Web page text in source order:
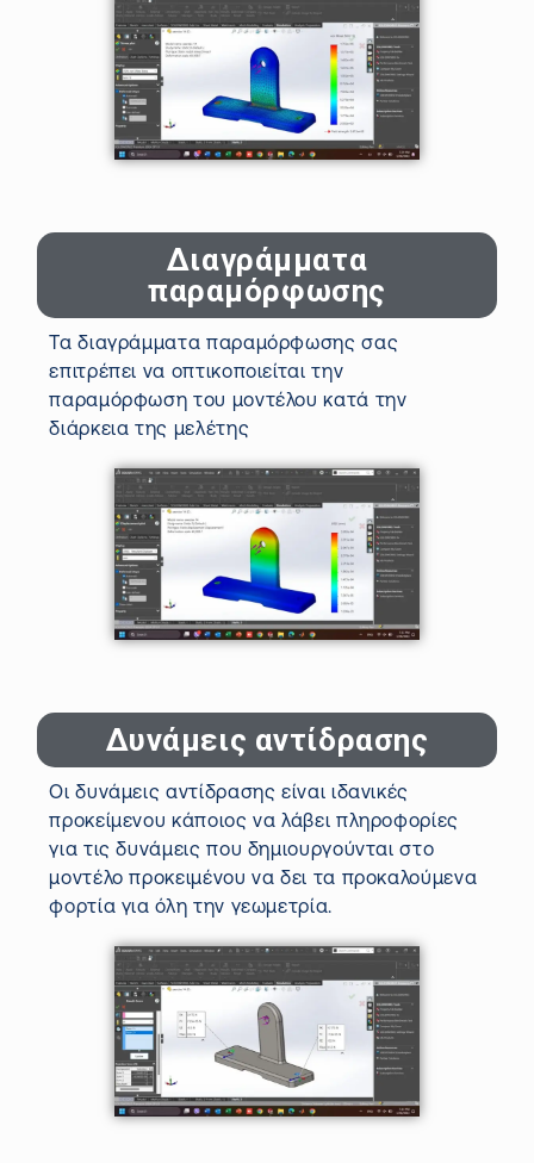
Διαγράμματα
παραμόρφωσης
α διαγράμματα παραμόρφωσηςσας
επιτρέπει να οπτικοποιείται την
παραμόρφωση του μοντέλου κατά την
διάρκεια της μελέτης
Δυνάμεις αντίδρασης
Οι δυνάμεις αντίδρασηςείναι ιδανικές
προκείμενου κάποιος ναλάβει πληροφορίες
για τις δυνάμεις που δημιουργούνται στο
μοντέλο προκειμένου να δει τα προκαλούμενα
φορτία για όλη την γεωμετρία.